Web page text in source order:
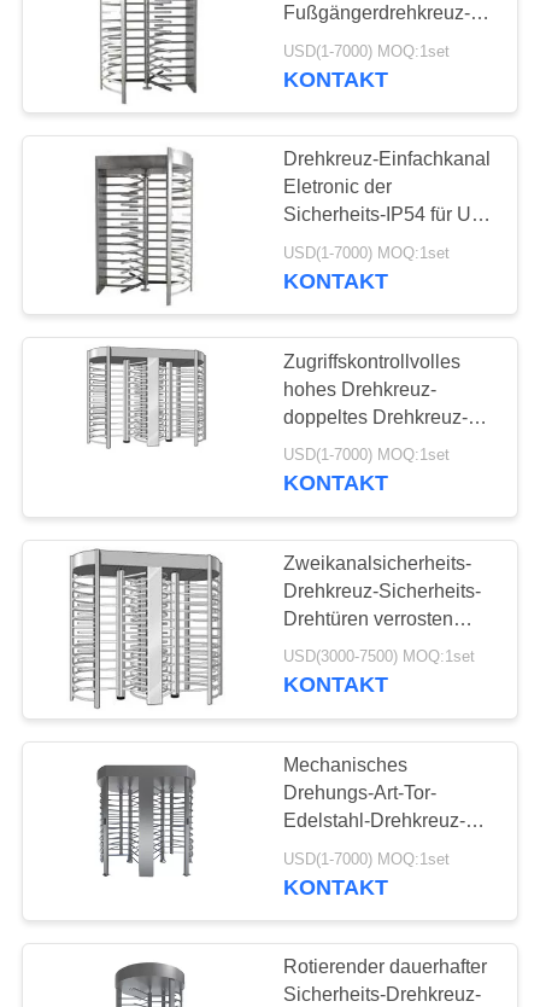
NACHRICHTEN
Sicherheits-
Drehkreuz
21
Prägeartiges
Fördermaschinen-
Band
SMT-
Fördermaschinen-
Band
31
Sichere Behälter
Fußgängerdrehkreuz-
halb automatischer
Mechanismus
USD(1-7000) MOQ:1set
KONTAKT
Drehkreuz-Einfachkanal
Eletronic der
Sicherheits-IP54 für U-
Bahnstation/Hoverport
USD(1-7000) MOQ:1set
KONTAKT
Zugriffskontrollvolles
hohes Drehkreuz-
doppeltes Drehkreuz-
volle Höhe für Stadion
USD(1-7000) MOQ:1set
KONTAKT
Zweikanalsicherheits-
Drehkreuz-Sicherheits-
Drehtüren verrosten
Beweis 120 Grad
USD(3000-7500) MOQ:1set
KONTAKT
Mechanisches
Drehungs-Art-Tor-
Edelstahl-Drehkreuz-
volle Höhen30
menschen/Minute
USD(1-7000) MOQ:1set
KONTAKT
Rotierender dauerhafter
Sicherheits-Drehkreuz-